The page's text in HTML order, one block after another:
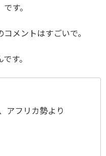
です。
メントはすごいで。
す。
アフリカ勢より